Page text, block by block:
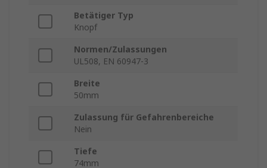
Betätiger Typ
Knopf
Normen/Zulassungen
UL508, EN 60947-3
Breite
50mm
Zulassung für Gefahrenbereiche
Nein
Tiefe
74mm